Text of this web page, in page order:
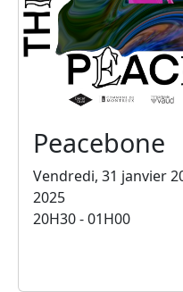
Peacebone
Vendredi, 31 janvier
2025
20H30 - 01H00